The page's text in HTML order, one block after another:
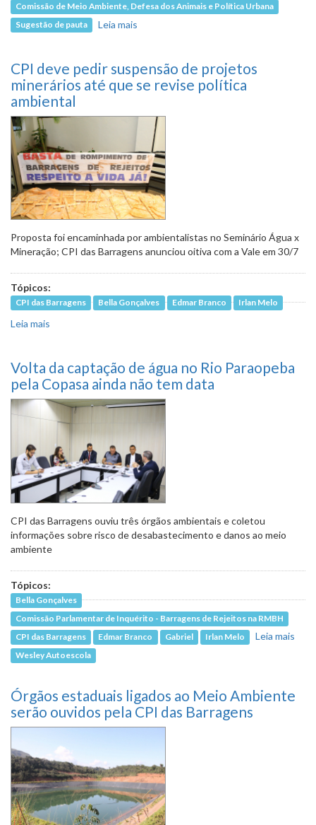
Comissão de Meio Ambiente, Defesa dos Animais e Política Urbana
Sugestão de pauta
Leia mais
CPI deve pedir suspensão de projetos
minerários até que se revise política
ambiental
Proposta foi encaminhada por ambientalistas no Seminário Água x
Mineração; CPI das Barragens anunciou oitiva com a Vale em 30/7
Tópicos:
CPI das Barragens Bella Gonçalves Edmar Branco Irlan Melo
Leia mais
Volta da captação de água no Rio Paraopeba
pela Copasa ainda não tem data
CPI das Barragens ouviu três órgãos ambientais e coletou
informações sobre risco de desabastecimento e danos ao meio
ambiente
Tópicos:
Bella Gonçalves
Comissão Parlamentar de Inquérito - Barragens de Rejeitos na RMBH
CPI das Barragens
Edmar Branco Gabriel
Irlan Melo
Wesley Autoescola
Leia mais
Órgãos estaduais ligados ao Meio Ambiente
serão ouvidos pela CPI das Barragens